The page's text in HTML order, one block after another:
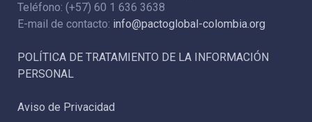
Teléfono: (+57) 60 1 636 3638
E-mail de contacto: info@pactoglobal-colombia.org
POLÍTICA DE TRATAMIENTO DE LA INFORMACIÓN
PERSONAL
Aviso de Privacidad